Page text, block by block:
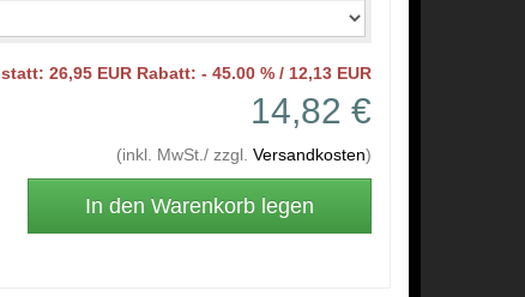
statt: 26,95 EUR Rabatt: - 45.00 % / 12,13 EUR
14,82 €
(inkl. MwSt./ zzgl. Versandkosten)